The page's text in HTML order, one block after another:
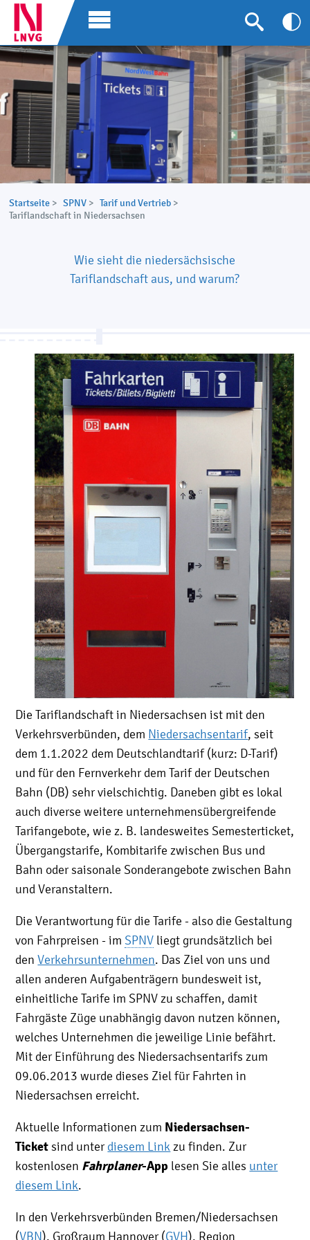
Startseite > SPNV > Tarif und Vertrieb >
Tariflandschaft in Niedersachsen
Wie sieht die niedersächsische
Tariflandschaft aus, und warum?
Die Tariflandschaft in Niedersachsen ist mit den
Verkehrsverbünden, dem Niedersachsentarif, seit
dem 1.1.2022 dem Deutschlandtarif (kurz: D-Tarif)
und für den Fernverkehr dem Tarif der Deutschen
Bahn (DB) sehr vielschichtig. Daneben gibt es lokal
auch diverse weitere unternehmensübergreifende
Tarifangebote, wie z. B. landesweites Semesterticket,
Übergangstarife, Kombitarife zwischen Bus und
Bahn oder saisonale Sonderangebote zwischen Bahn
und Veranstaltern.
Die Verantwortung für die Tarife - also die Gestaltung
von Fahrpreisen - imSPNV liegt grundsätzlich bei
denVerkehrsunternehmen. Das Ziel von uns und
allen anderen Aufgabenträgern bundesweit ist,
einheitliche Tarife im SPNV zu schaffen, damit
Fahrgäste Züge unabhängig davon nutzen können,
welches Unternehmen die jeweilige Linie befährt.
Mit der Einführung des Niedersachsentarifs zum
09.06.2013 wurde dieses Ziel für Fahrten in
Niedersachsen erreicht.
Aktuelle Informationen zum Niedersachsen-
Ticketsind unterdiesem Linkzu finden. Zur
kostenlosen Fahrplaner-App lesen Sie alles unter
diesem Link.
In den Verkehrsverbünden Bremen/Niedersachsen
(VBN), Großraum Hannover (GVH), Region